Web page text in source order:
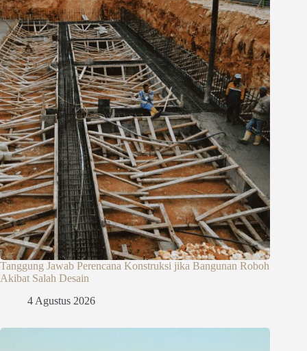
Tanggung Jawab Perencana Konstruksi jika Bangunan Roboh
Akibat Salah Desain
4 Agustus 2026